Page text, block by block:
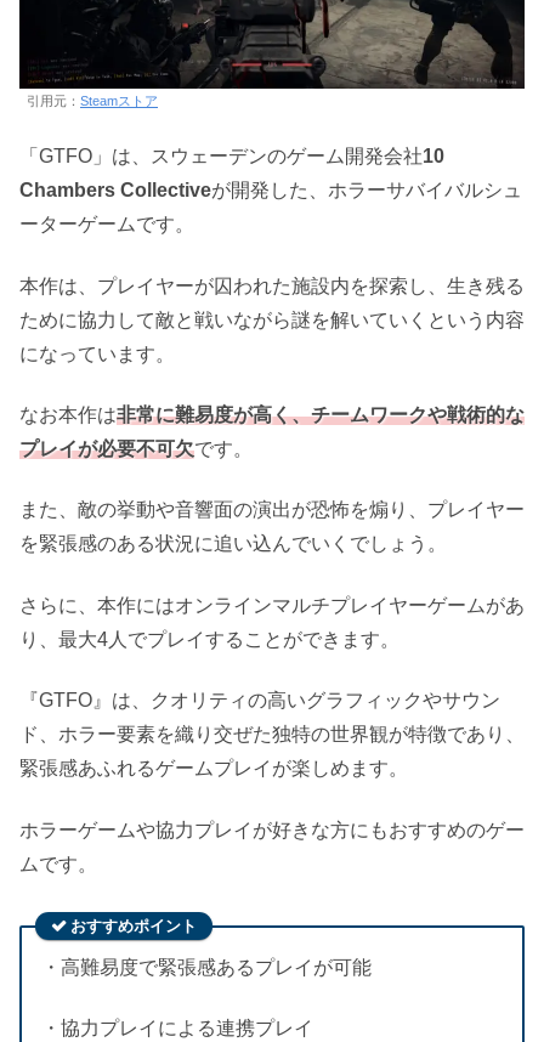
引用元： Steamストア
「GTFO」は、スウェーデンのゲーム開発会社10
Chambers Collectiveが開発した、ホラーサバイバルシュ
ーターゲームです。
本作は、プレイヤーが囚われた施設内を探索し、生き残る
ために協力して敵と戦いながら謎を解いていくという内容
になっています。
なお本作は非常に難易度が高く、チームワークや戦術的な
プレイが必要不可欠です。
また、敵の挙動や音響面の演出が恐怖を煽り、プレイヤー
を緊張感のある状況に追い込んでいくでしょう。
さらに、本作にはオンラインマルチプレイヤーゲームがあ
り、最大4人でプレイすることができます。
『GTFO』は、クオリティの高いグラフィックやサウン
ド、ホラー要素を織り交ぜた独特の世界観が特徴であり、
緊張感あふれるゲームプレイが楽しめます。
ホラーゲームや協力プレイが好きな方にもおすすめのゲー
ムです。
おすすめポイント
・高難易度で緊張感あるプレイが可能
・協力プレイによる連携プレイ